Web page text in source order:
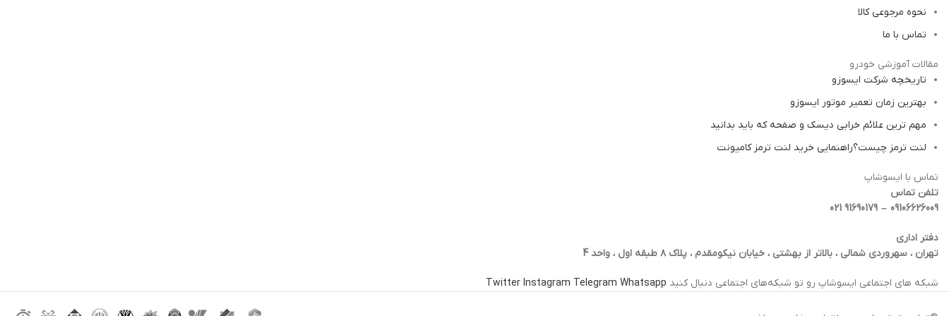
نحوه مرجوعی کالا
تماس با ما
مقالات آموزشی خودرو
تاریخچه شرکت ایسوزو
بهترین زمان تعمیر موتور ایسوزو
مهم ترین علائم خرابی دیسک و صفحه که باید بدانید
لنت ترمز چیست؟راهنمایی خرید لنت ترمز کامیونت
تماس با ایسوشاپ
تلفن تماس
09106626009 – 91690179 021
دفتر اداری
تهران ، سهروردی شمالی ، بالاتر از بهشتی ، خیابان نیکومقدم ، پلاک ۸ طبقه اول ، واحد 4
شبکه‌ های اجتماعی ایسوشاپ رو تو شبکه‌های اجتماعی دنبال کنید Twitter Instagram Telegram Whatsapp